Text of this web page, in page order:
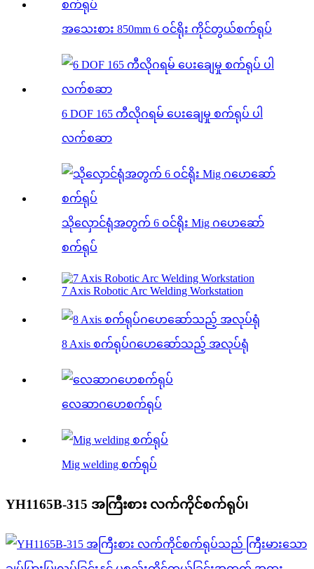
အသေးစား 850mm 6 ဝင်ရိုး ကိုင်တွယ်စက်ရုပ်
6 DOF 165 ကီလိုဂရမ် ပေးချေမှု စက်ရုပ် ပါ
လက်စဆာ
သိုလှောင်ရုံအတွက် 6 ဝင်ရိုး Mig ဂဟေဆော်
စက်ရုပ်
7 Axis Robotic Arc Welding Workstation
8 Axis စက်ရုပ်ဂဟေဆော်သည့် အလုပ်ရုံ
လေဆာဂဟေစက်ရုပ်
Mig welding စက်ရုပ်
YH1165B-315 အကြီးစား လက်ကိုင်စက်ရုပ်၊